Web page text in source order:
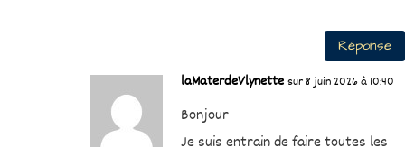
Réponse
laMaterdeVlynette sur 8 juin 2026 à 10:40
Bonjour
Je suis entrain de faire toutes les